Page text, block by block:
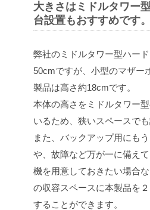
大きさはミドルタワー
台設置もおすすめです。
弊社のミドルタワー型ハー
50cmですが、小型のマザー
製品は高さ約18cmです。
本体の高さをミドルタワー
いるため、狭いスペースでも
また、バックアップ用にも
や、故障など万が一に備え
機を用意しておきたい場合
の収容スペースに本製品を
することができます。